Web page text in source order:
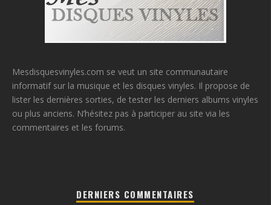
Mesdisquesvinyles.com se veut un site communautaire
informatif sur la musique et les disques vinyles. Il propose de
lister les dernières sorties, de tester les derniers albums vinyles
ou plus anciens. N’hésitez pas à participer au site via les
commentaires et les forums.
DERNIERS COMMENTAIRES